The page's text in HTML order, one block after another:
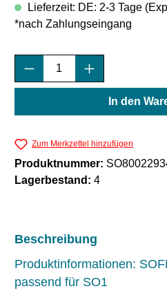
Lieferzeit: DE: 2-3 Tage
*nach Zahlungseingang
Produkt Anzahl: Gib
In den
Zum Merkzettel hinzufügen
Produktnummer:
Lagerbestand: 4
Beschreibung
Produktinformationen:
passend für SO1